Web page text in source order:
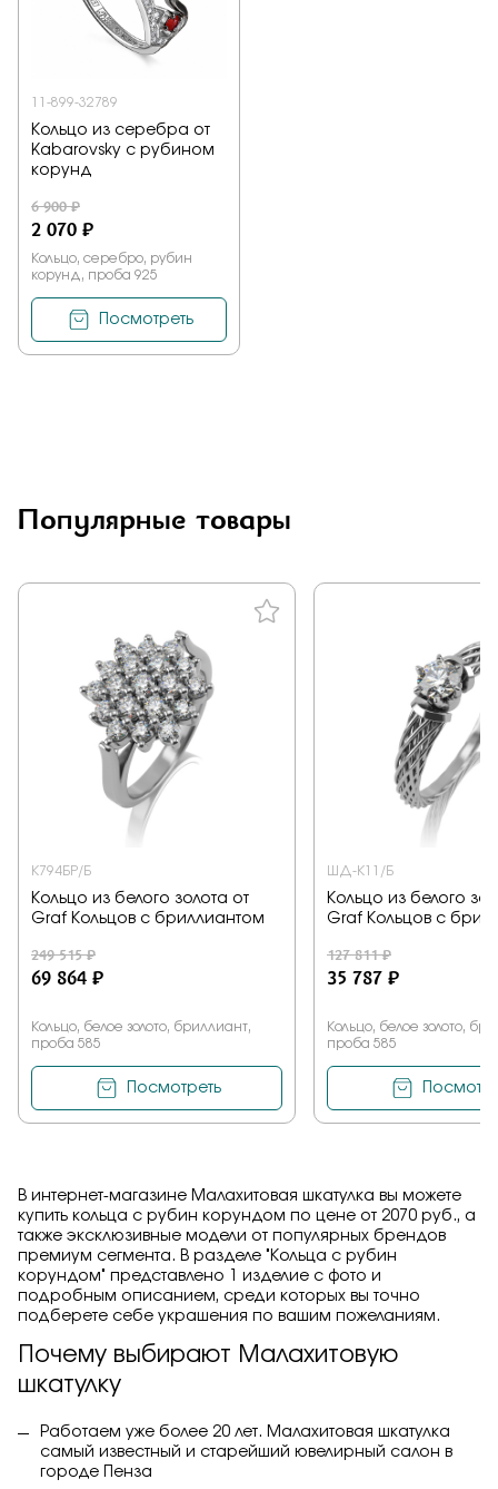
11-899-32789
Кольцо из серебра от
Kabarovsky с рубином
корунд
6 900 ₽
2 070 ₽
Кольцо, серебро, рубин
корунд, проба 925
Посмотреть
Популярные товары
К794БР/Б
Кольцо из белого золота от
Graf Кольцов с бриллиантом
249 515 ₽
69 864 ₽
Кольцо, белое золото, бриллиант,
проба 585
Посмотреть
ШД-К11/Б
Кольцо из белого
Graf Кольцов с
127 811 ₽
35 787 ₽
Кольцо, белое золото,
проба 585
В интернет-магазине Малахитовая шкатулка вы можете
купить кольца с рубин корундом по цене от 2070 руб., а
также эксклюзивные модели от популярных брендов
премиум сегмента. В разделе "Кольца с рубин
корундом" представлено 1 изделие с фото и
подробным описанием, среди которых вы точно
подберете себе украшения по вашим пожеланиям.
Почему выбирают Малахитовую
шкатулку
Работаем уже более 20 лет. Малахитовая шкатулка
самый известный и старейший ювелирный салон в
городе Пенза
Заказать
Подтверждаю, что я ознакомлен и согласен с условиями
политики конфиденциальности